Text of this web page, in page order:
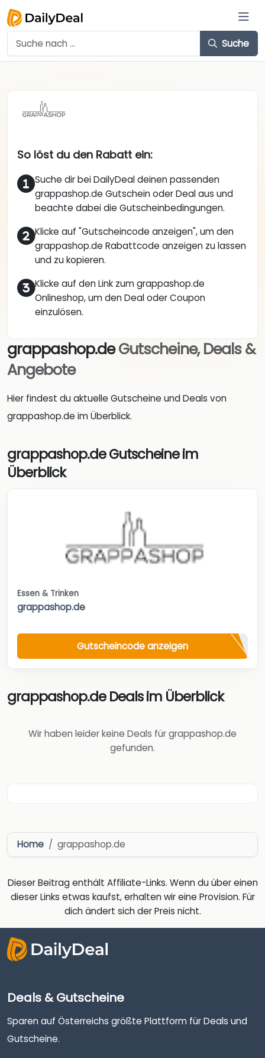
Suche
So löst du den Rabatt ein:
Suche dir bei DailyDeal deinen passenden
grappashop.de Gutschein oder Deal aus und
beachte dabei die Gutscheinbedingungen.
Klicke auf "Gutscheincode anzeigen", um den
grappashop.de Rabattcode anzeigen zu lassen
und zu kopieren.
Klicke auf den Link zum grappashop.de
Onlineshop, um den Deal oder Coupon
einzulösen.
grappashop.deGutscheine, Deals &
Angebote
Hier findest du aktuelle Gutscheine und Deals von
grappashop.de im Überblick.
grappashop.de Gutscheine im
Überblick
Essen & Trinken
grappashop.de
Gutscheincode anzeigen
grappashop.de Deals im Überblick
Wir haben leider keine Deals für grappashop.de
gefunden.
Home grappashop.de
Dieser Beitrag enthält Affiliate-Links. Wenn du über einen
dieser Links etwas kaufst, erhalten wir eine Provision. Für
dich ändert sich der Preis nicht.
Deals & Gutscheine
Sparen auf Österreichs größte Plattform für Deals und
Gutscheine.